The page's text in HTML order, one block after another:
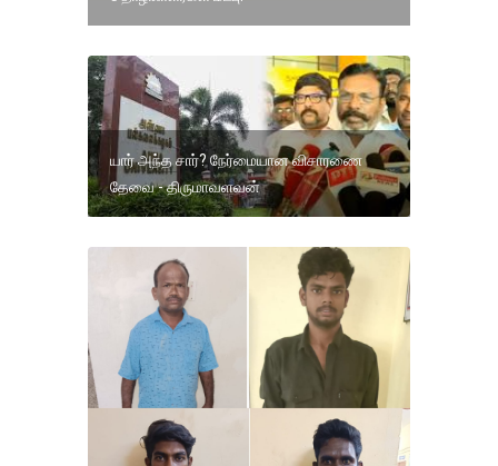
யார் அந்த சார்? நேர்மையான விசாரணை
தேவை - திருமாவளவன்